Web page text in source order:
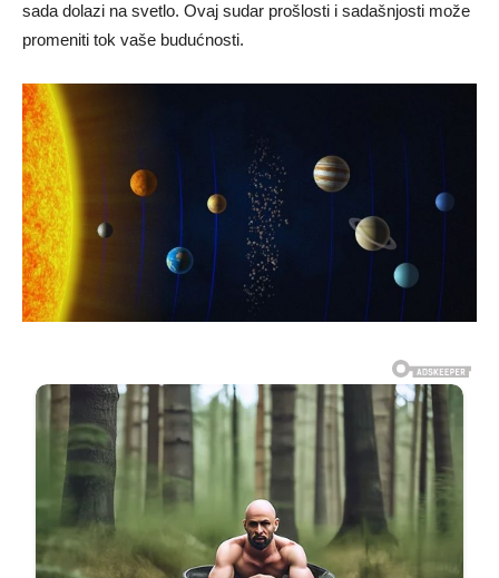
sada dolazi na svetlo. Ovaj sudar prošlosti i sadašnjosti može
promeniti tok vaše budućnosti.